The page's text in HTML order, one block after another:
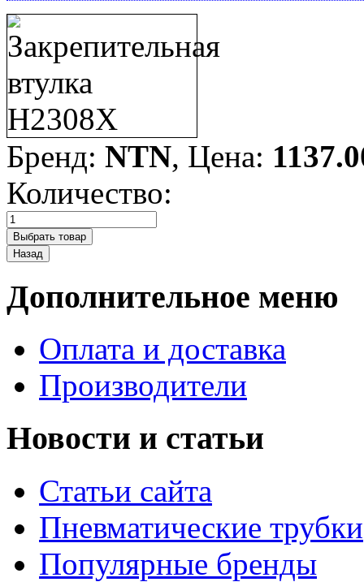
Бренд: NTN, Цена:
Количество:
Дополнительное меню
Оплата и доставка
Производители
Новости и статьи
Статьи сайта
Пневматические трубки
Популярные бренды